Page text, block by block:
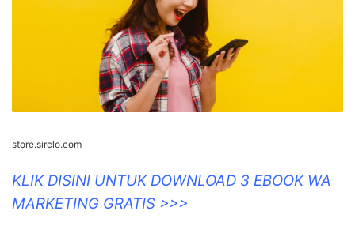
store.sirclo.com
KLIK DISINI UNTUK DOWNLOAD 3 EBOOK WA
MARKETING GRATIS >>>